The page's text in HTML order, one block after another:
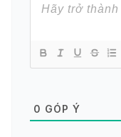
0 GÓP Ý